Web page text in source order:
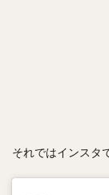
それではインスタ